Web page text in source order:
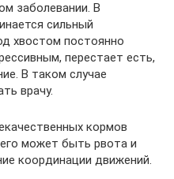
заболевании. В
сильный
хвостом постоянно
перестает есть,
В таком случае
врачу.
кормов
может быть рвота и
координации движений.